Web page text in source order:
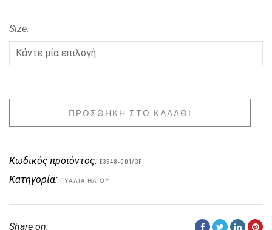
Size
ΠΡΟΣΘΉΚΗ ΣΤΟ ΚΑΛΆΘΙ
Κωδικός προϊόντος: E3648-001/3F
Κατηγορία: ΓΥΑΛΙΆ ΗΛΊΟΥ
Share on: